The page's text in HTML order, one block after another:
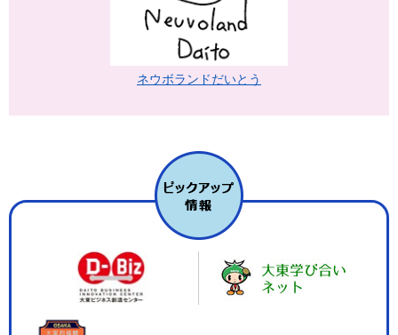
ネウボランドだいとう